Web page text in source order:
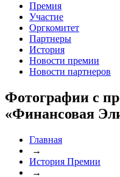
Премия
Участие
Оргкомитет
Партнеры
История
Новости премии
Новости партнеров
Фотографии с
«Финансовая
Главная
→
История Премии
→